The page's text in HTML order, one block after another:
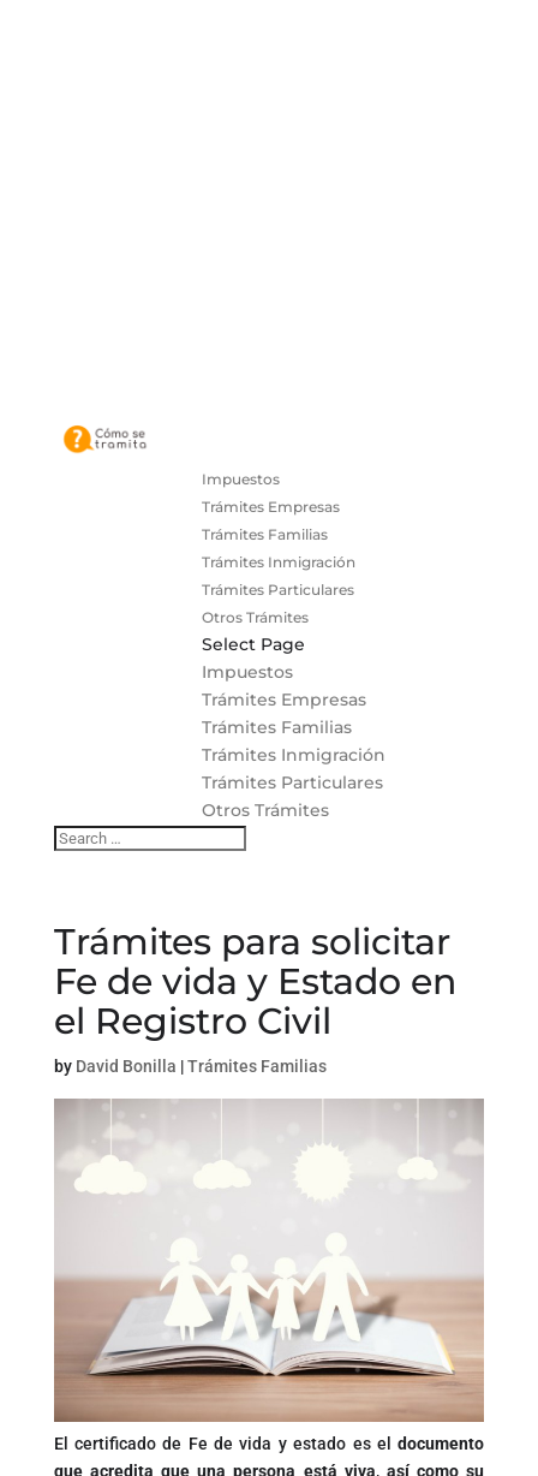
Impuestos
Trámites Empresas
Trámites Familias
Trámites Inmigración
Trámites Particulares
Otros Trámites
Select Page
Impuestos
Trámites Empresas
Trámites Familias
Trámites Inmigración
Trámites Particulares
Otros Trámites
Trámites para solicitar
Fe de vida y Estado en
el Registro Civil
by David Bonilla |Trámites Familias
El certificado de Fe de vida y estado es eldocumento
que acredita que una persona está viva, así como su